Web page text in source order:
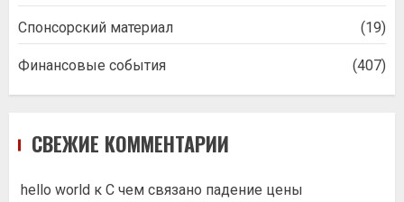
Спонсорский материал (19)
Финансовые события (407)
СВЕЖИЕ КОММЕНТАРИИ
hello world к С чем связано падение цены